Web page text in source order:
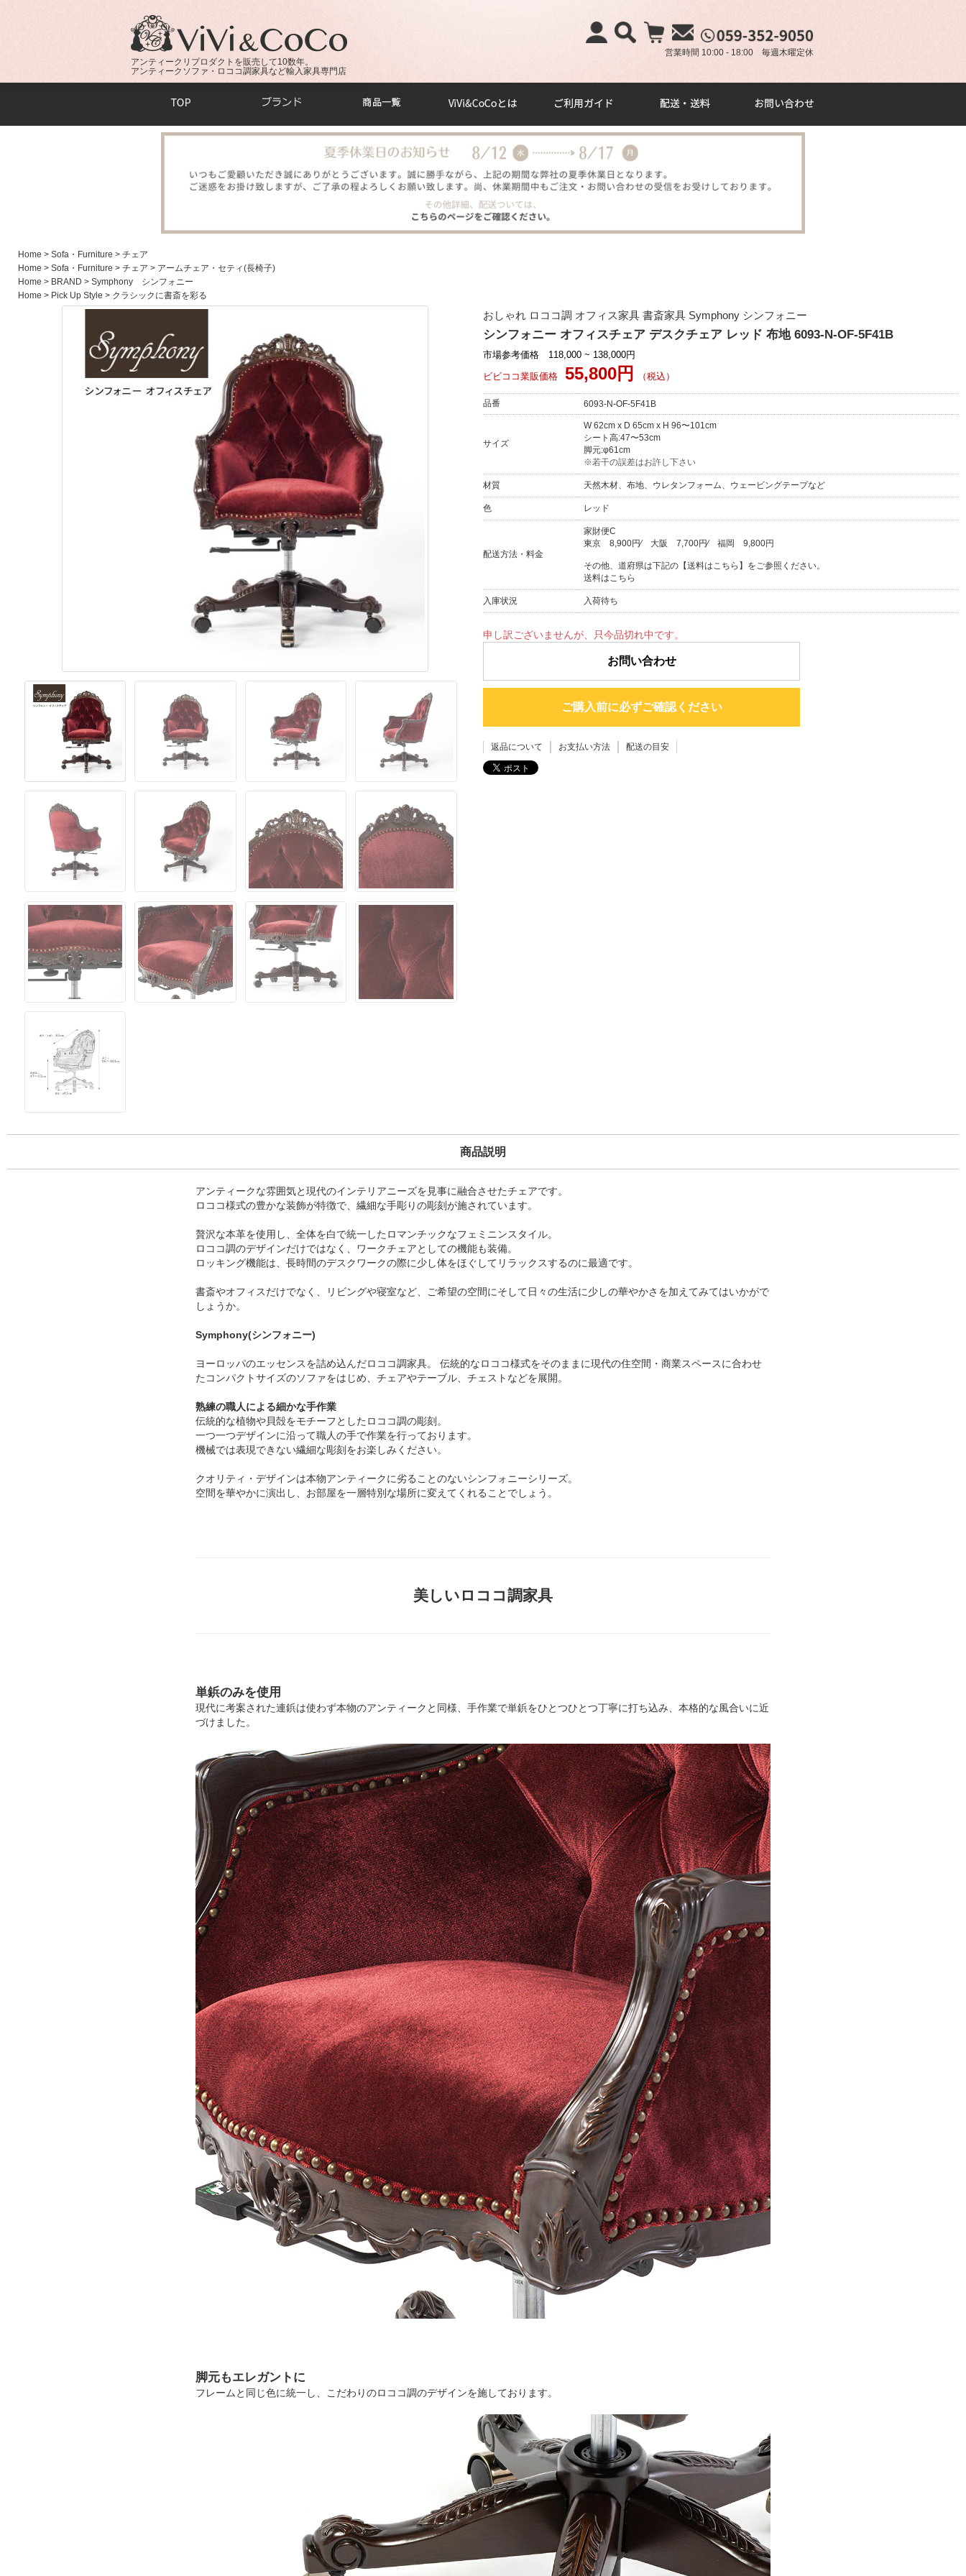
アンティークリプロダクトを販売して10数年。
アンティークソファ・ロココ調家具など輸入家具専門店
営業時間 10:00 - 18:00 毎週木曜定休
Home > Sofa・Furniture > チェア
Home > Sofa・Furniture > チェア > アームチェア・セティ(長椅子)
Home > BRAND > Symphony シンフォニー
Home > Pick Up Style > クラシックに書斎を彩る
おしゃれ ロココ調 オフィス家具 書斎家具 Symphony シンフォニー
シンフォニー オフィスチェア デスクチェア レッド 布地 6093-N-OF-5F41B
市場参考価格 118,000 ~ 138,000円
ビビココ業販価格
55,800円 （税込）
品番 6093-N-OF-5F41B
サイズ
W 62cm x D 65cm x H 96〜101cm
シート高:47〜53cm
脚元:φ61cm
※若干の誤差はお許し下さい
材質 天然木材、布地、ウレタンフォーム、ウェービングテープなど
色 レッド
配送方法・料金
家財便C
東京
8,900円⁄ 大阪 7,700円⁄ 福岡 9,800円
その他、道府県は下記の【送料はこちら】をご参照ください。
送料はこちら
入庫状況 入荷待ち
申し訳ございませんが、只今品切れ中です。
お問い合わせ
ご購入前に必ずご確認ください
返品について お支払い方法 配送の目安
商品説明
アンティークな雰囲気と現代のインテリアニーズを見事に融合させたチェアです。
ロココ様式の豊かな装飾が特徴で、繊細な手彫りの彫刻が施されています。
贅沢な本革を使用し、全体を白で統一したロマンチックなフェミニンスタイル。
ロココ調のデザインだけではなく、ワークチェアとしての機能も装備。
ロッキング機能は、長時間のデスクワークの際に少し体をほぐしてリラックスするのに最適です。
書斎やオフィスだけでなく、リビングや寝室など、ご希望の空間にそして日々の生活に少しの華やかさを加えてみてはいかがで
しょうか。
Symphony(シンフォニー)
ヨーロッパのエッセンスを詰め込んだロココ調家具。 伝統的なロココ様式をそのままに現代の住空間・商業スペースに合わせ
たコンパクトサイズのソファをはじめ、チェアやテーブル、チェストなどを展開。
熟練の職人による細かな手作業
伝統的な植物や貝殻をモチーフとしたロココ調の彫刻。
一つ一つデザインに沿って職人の手で作業を行っております。
機械では表現できない繊細な彫刻をお楽しみください。
クオリティ・デザインは本物アンティークに劣ることのないシンフォニーシリーズ。
空間を華やかに演出し、お部屋を一層特別な場所に変えてくれることでしょう。
美しいロココ調家具
単鋲のみを使用
現代に考案された連鋲は使わず本物のアンティークと同様、手作業で単鋲をひとつひとつ丁寧に打ち込み、本格的な風合いに近
づけました。
脚元もエレガントに
フレームと同じ色に統一し、こだわりのロココ調のデザインを施しております。
×